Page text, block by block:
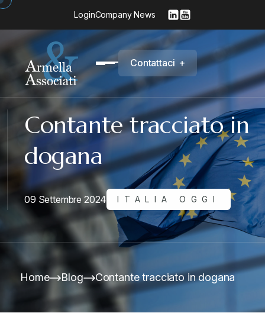
LoginCompany News
Contattaci +
Contante tracciato in
dogana
09 Settembre 2024 ITALIA OGGI
Home Blog Contante tracciato in dogana